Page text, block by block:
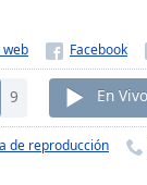
web
9 En Vivo
de reproducción